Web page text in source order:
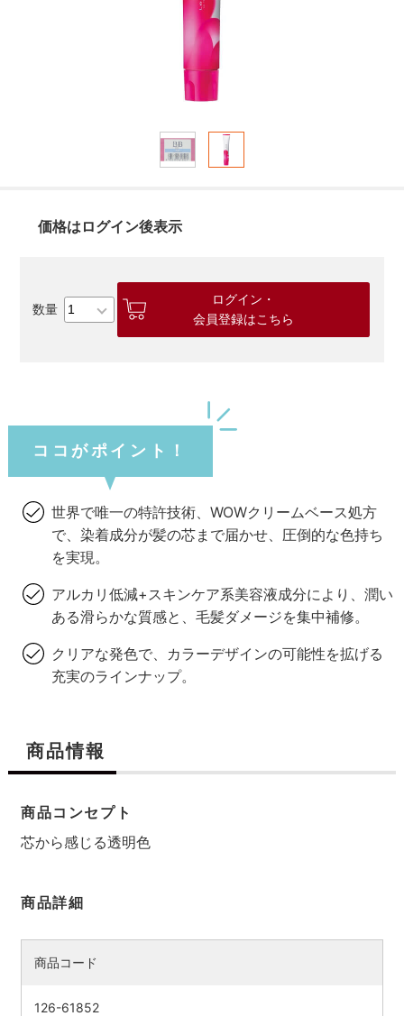
価格はログイン後表示
ログイン・
会員登録はこちら
ココがポイント！
世界で唯一の特許技術、WOWクリームベース処方
で、染着成分が髪の芯まで届かせ、圧倒的な色持ち
を実現。
アルカリ低減+スキンケア系美容液成分により、潤い
ある滑らかな質感と、毛髪ダメージを集中補修。
クリアな発色で、カラーデザインの可能性を拡げる
充実のラインナップ。
商品情報
商品コンセプト
芯から感じる透明色
商品詳細
商品コード
126-61852